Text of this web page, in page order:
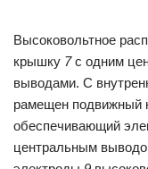
Высоковольтное
крышку 7с одним
выводами. С
рамещен подвижный
обеспечивающий
центральным